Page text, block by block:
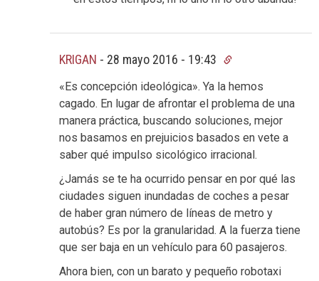
KRIGAN - 28 mayo 2016 - 19:43
«Es concepción ideológica». Ya la hemos
cagado. En lugar de afrontar el problema de una
manera práctica, buscando soluciones, mejor
nos basamos en prejuicios basados en vete a
saber qué impulso sicológico irracional.
¿Jamás se te ha ocurrido pensar en por qué las
ciudades siguen inundadas de coches a pesar
de haber gran número de líneas de metro y
autobús? Es por la granularidad. A la fuerza tiene
que ser baja en un vehículo para 60 pasajeros.
Ahora bien, con un barato y pequeño robotaxi